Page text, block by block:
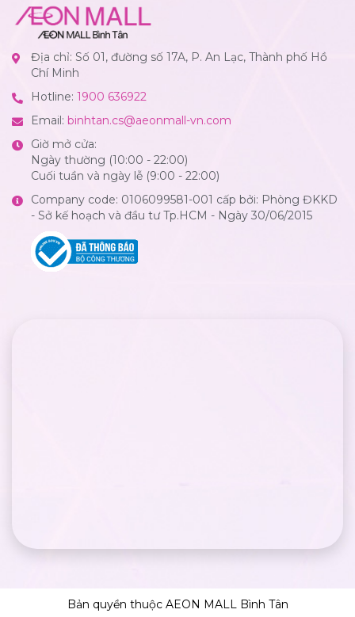
Địa chỉ: Số 01, đường số 17A, P. An Lạc, Thành phố Hồ
Chí Minh
Hotline: 1900 636922
Email: binhtan.cs@aeonmall-vn.com
Giờ mở cửa:
Ngày thường (10:00 - 22:00)
Cuối tuần và ngày lễ (9:00 - 22:00)
Company code: 0106099581-001 cấp bởi: Phòng ĐKKD
- Sở kế hoạch và đầu tư Tp.HCM - Ngày 30/06/2015
Bản quyền thuộc AEON MALL Bình Tân